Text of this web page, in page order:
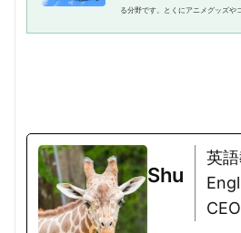
る分野です。とくにアニメグッズや
Shu
英
CEO